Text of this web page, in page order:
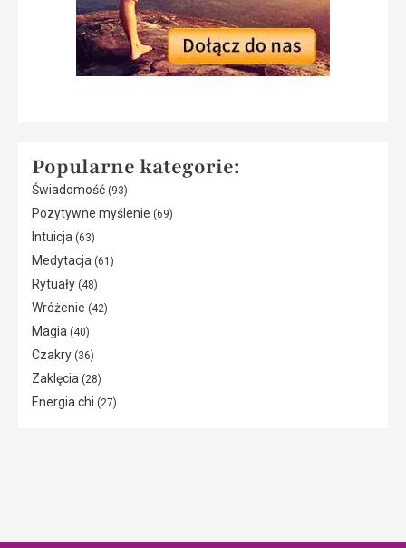
Popularne kategorie:
Świadomość (93)
Pozytywne myślenie (69)
Intuicja (63)
Medytacja (61)
Rytuały (48)
Wróżenie (42)
Magia (40)
Czakry (36)
Zaklęcia (28)
Energia chi (27)